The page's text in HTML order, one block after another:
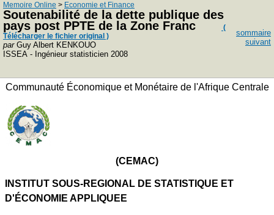
Memoire Online > Economie et Finance
Soutenabilité de la dette publique des
pays post PPTE de la Zone Franc
(
Télécharger le fichier original )
parGuy Albert KENKOUO
ISSEA - Ingénieur statisticien 2008
sommaire
suivant
Communauté Économique et Monétaire de l'Afrique Centrale
(CEMAC)
INSTITUT SOUS-REGIONAL DE STATISTIQUE ET
D'ÉCONOMIE APPLIQUEE